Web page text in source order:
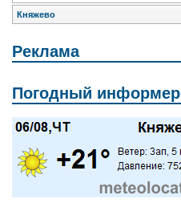
Княжево
Реклама
Погодный информер